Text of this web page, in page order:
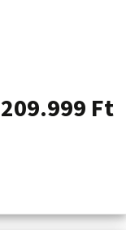
209.999 Ft